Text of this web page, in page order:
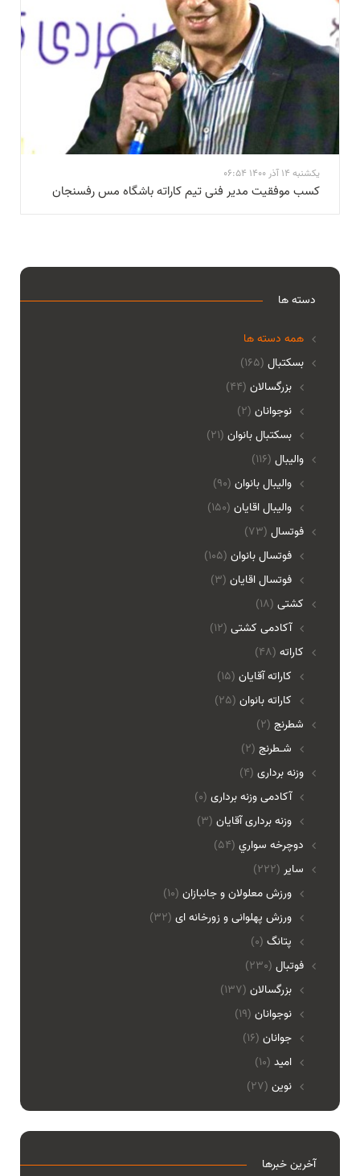
یکشنبه 14 آذر 1400 06:54
کسب موفقیت مدیر فنی تیم کاراته باشگاه مس رفسنجان
دسته ها
همه دسته ها
(165) بسکتبال
بزرگسالان (44)
نوجوانان (2)
بسکتبال بانوان (21)
(116) والیبال
واليبال بانوان (90)
واليبال اقايان (150)
(73) فوتسال
فوتسال بانوان (105)
فوتسال اقايان (3)
(18) کشتی
آکادمی کشتی (12)
(48) کاراته
کاراته آقایان (15)
کاراته بانوان (25)
(2) شطرنج
شـطرنج (2)
(4) وزنه برداری
آکادمی وزنه برداری (0)
وزنه برداری آقایان (3)
(54) دوچرخه سواري
(222) ساير
ورزش معلولان و جانبازان (10)
ورزش پهلوانی و زورخانه ای (32)
پتانگ (0)
(230) فوتبال
بزرگسالان (137)
نوجوانان (19)
جوانان (16)
امید (10)
نوین (27)
آخرین خبرها